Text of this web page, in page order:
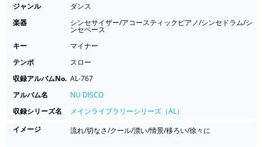
ジャンル
ダンス
楽器
シンセサイザー/アコースティックピアノ/シンセドラム/シ
ンセベース
キー
マイナー
テンポ
スロー
収録アルバムNo. AL-767
アルバム名
NU DISCO
収録シリーズ名
メインライブラリーシリーズ（AL）
イメージ
流れ/切なさ/クール/漂い/情景/移ろい/徐々に